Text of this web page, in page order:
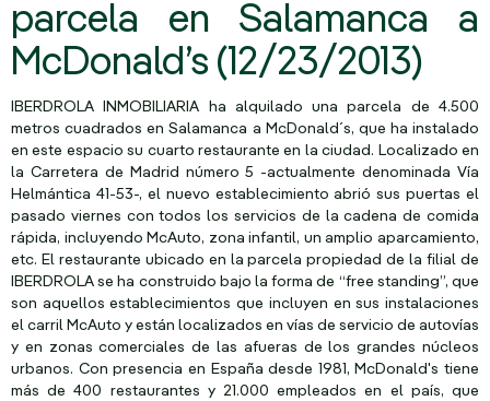
parcela en Salamanca a
McDonald’s (12/23/2013)
IBERDROLA INMOBILIARIA ha alquilado una parcela de 4.500
metros cuadrados en Salamanca a McDonald´s, que ha instalado
en este espacio su cuarto restaurante en la ciudad. Localizado en
la Carretera de Madrid número 5 -actualmente denominada Vía
Helmántica 41-53-, el nuevo establecimiento abrió sus puertas el
pasado viernes con todos los servicios de la cadena de comida
rápida, incluyendo McAuto, zona infantil, un amplio aparcamiento,
etc. El restaurante ubicado en la parcela propiedad de la filial de
IBERDROLA se ha construido bajo la forma de “free standing”, que
son aquellos establecimientos que incluyen en sus instalaciones
el carril McAuto y están localizados en vías de servicio de autovías
y en zonas comerciales de las afueras de los grandes núcleos
urbanos. Con presencia en España desde 1981, McDonald's tiene
más de 400 restaurantes y 21.000 empleados en el país, que